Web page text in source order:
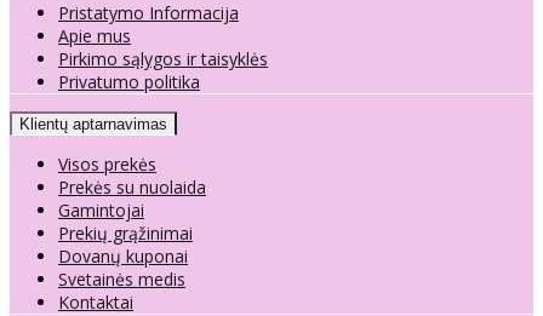
Pristatymo Informacija
Apie mus
Pirkimo sąlygos ir taisyklės
Privatumo politika
Klientų aptarnavimas
Visos prekės
Prekės su nuolaida
Gamintojai
Prekių grąžinimai
Dovanų kuponai
Svetainės medis
Kontaktai